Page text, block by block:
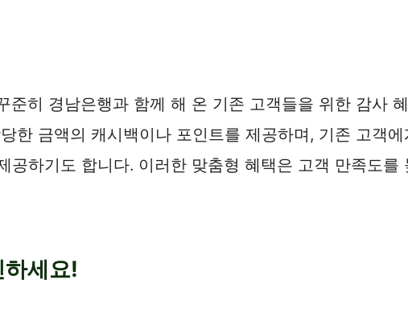
히 경남은행과 함께 해 온 기존 고객들을 위한 감사
한 금액의 캐시백이나 포인트를 제공하며, 기존 고객
하기도 합니다. 이러한 맞춤형 혜택은 고객 만족도를
하세요!